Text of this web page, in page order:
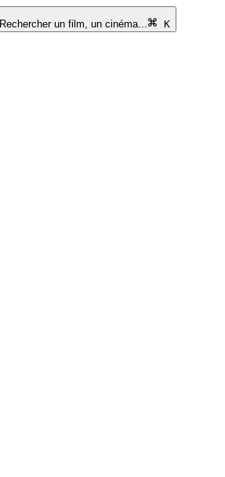
Rechercher un film, un cinéma...
K